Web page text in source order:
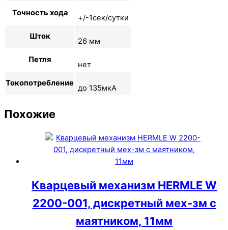
Точность хода
+/-1сек/сутки
Шток
26 мм
Петля
нет
Токопотребление
до 135мкА
Похожие
Кварцевый механизм HERMLE W
2200-001, дискретный мех-зм с
маятником, 11мм